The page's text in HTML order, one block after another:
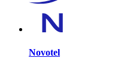
Novotel